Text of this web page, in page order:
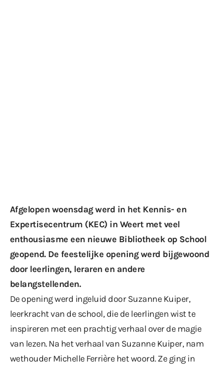
Afgelopen woensdag werd in het Kennis- en
Expertisecentrum (KEC) in Weert met veel
enthousiasme een nieuwe Bibliotheek op School
geopend. De feestelijke opening werd bijgewoond
door leerlingen, leraren en andere
belangstellenden.
De opening werd ingeluid door Suzanne Kuiper,
leerkracht van de school, die de leerlingen wist te
inspireren met een prachtig verhaal over de magie
van lezen. Na het verhaal van Suzanne Kuiper, nam
wethouder Michelle Ferrière het woord. Ze ging in